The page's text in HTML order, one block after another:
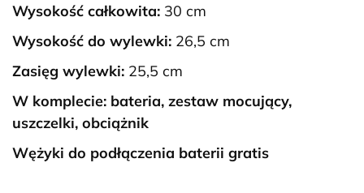
Wysokość całkowita: 30 cm
Wysokość do wylewki: 26,5 cm
Zasięg wylewki: 25,5 cm
W komplecie: bateria, zestaw mocujący,
uszczelki, obciążnik
Wężyki do podłączenia baterii gratis